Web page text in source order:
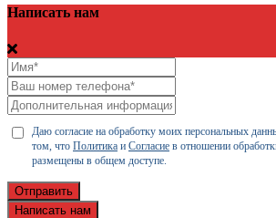
Написать нам
Даю согласие на обработку моих персональных
том, что Политика и Согласие в отношении
размещены в общем доступе.
Отправить
Написать нам